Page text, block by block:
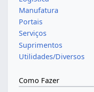
Manufatura
Portais
Serviços
Suprimentos
Utilidades/Diversos
Como Fazer